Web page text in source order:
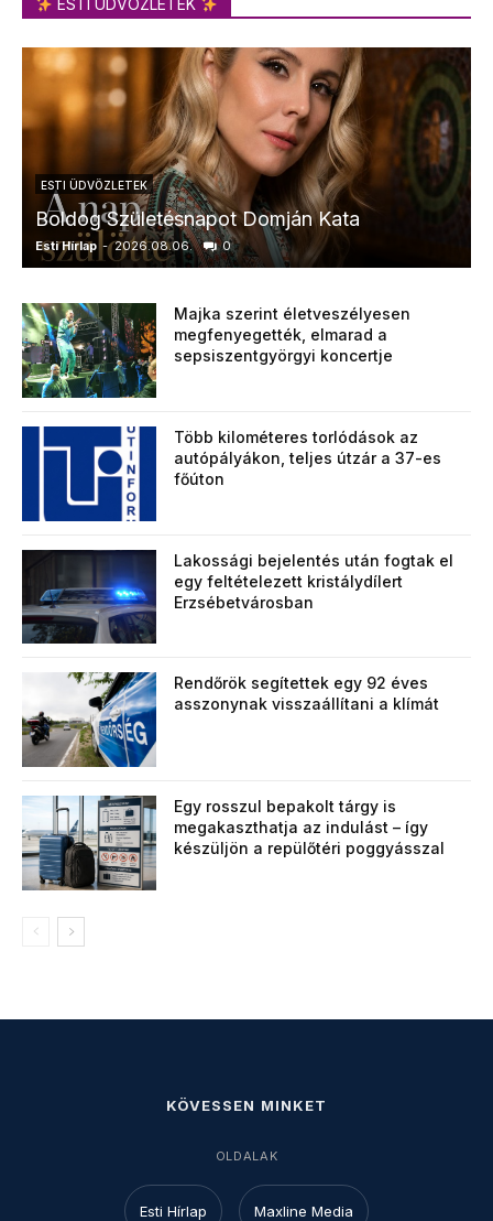
ESTI ÜDVÖZLETEK
ESTI ÜDVÖZLETEK
Boldog Születésnapot Domján Kata
Esti Hírlap - 2026.08.06. 0
Majka szerint életveszélyesen
megfenyegették, elmarad a
sepsiszentgyörgyi koncertje
Több kilométeres torlódások az
autópályákon, teljes útzár a 37-es
főúton
Lakossági bejelentés után fogtak el
egy feltételezett kristálydílert
Erzsébetvárosban
Rendőrök segítettek egy 92 éves
asszonynak visszaállítani a klímát
Egy rosszul bepakolt tárgy is
megakaszthatja az indulást – így
készüljön a repülőtéri poggyásszal
KÖVESSEN MINKET
OLDALAK
Esti Hírlap Maxline Media